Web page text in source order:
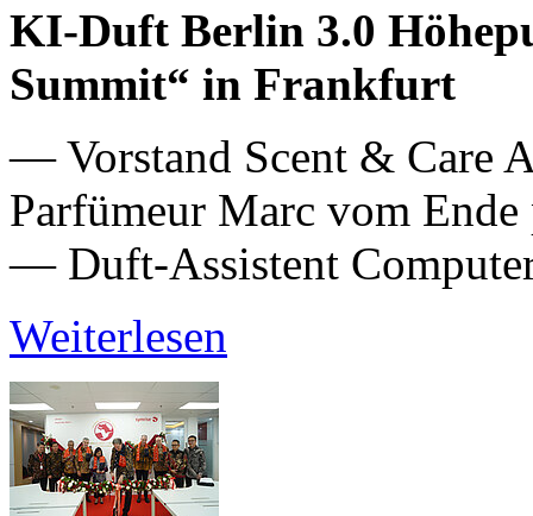
KI-Duft Berlin 3.0
Summit“ in Frankfurt
— Vorstand Scent & Care
Parfümeur Marc vom Ende
— Duft-Assistent
Weiterlesen